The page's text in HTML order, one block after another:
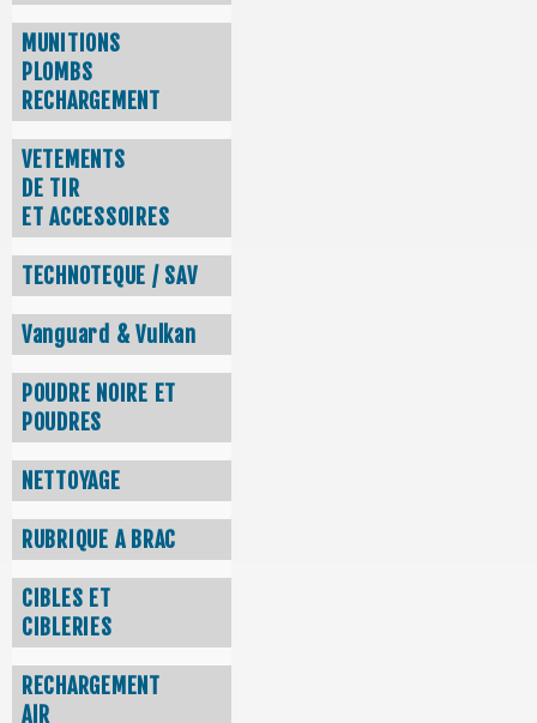
MUNITIONS
PLOMBS
RECHARGEMENT
VETEMENTS
DE TIR
ET ACCESSOIRES
TECHNOTEQUE / SAV
Vanguard & Vulkan
POUDRE NOIRE ET
POUDRES
NETTOYAGE
RUBRIQUE A BRAC
CIBLES ET
CIBLERIES
RECHARGEMENT
AIR